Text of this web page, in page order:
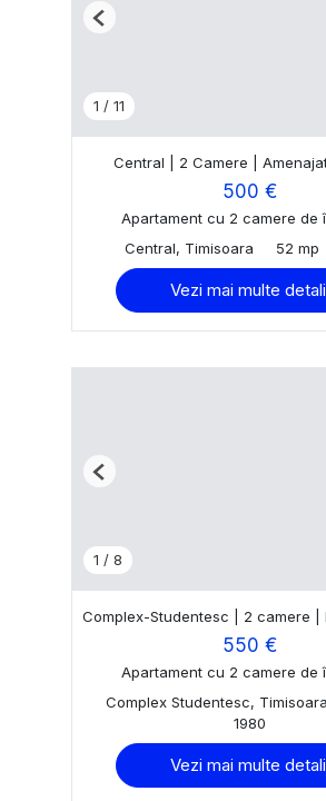
1 / 11
Previous
Central | 2 Camere |
500 €
Apartament cu 2 camere de
Central, Timisoara
52 mp
Vezi mai multe
1 / 8
Previous
Complex-Studentesc | 2 camere |
550 €
Apartament cu 2 camere de
Complex Studentesc, Timisoara
1980
Vezi mai multe